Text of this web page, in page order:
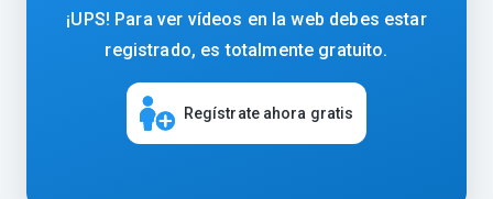
¡UPS! Para ver vídeos en la web debes estar
registrado, es totalmente gratuito.
Regístrate ahora gratis